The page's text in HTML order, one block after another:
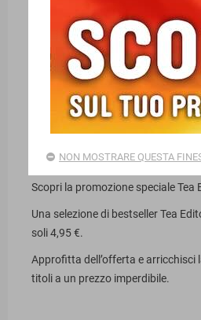
BESTSELLER TEA A
09/05/2026
Scopri la promozione speciale Tea
Una selezione di bestseller Tea
soli 4,95 €.
Approfitta dell’offerta e arricchisci
titoli a un prezzo imperdibile.
NON MOSTRARE QUESTA